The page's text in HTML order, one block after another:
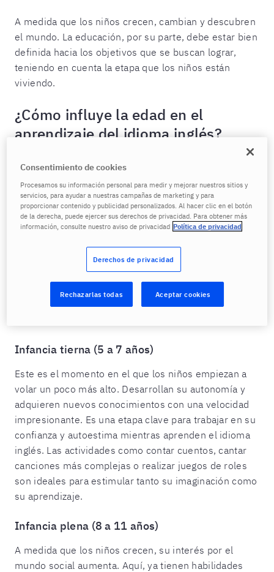
A medida que los niños crecen, cambian y descubren
el mundo. La educación, por su parte, debe estar bien
definida hacia los objetivos que se buscan lograr,
teniendo en cuenta la etapa que los niños están
viviendo.
¿Cómo influye la edad en el
aprendizaje del idioma inglés?
Los más pequeños de la casa están en una etapa
mágica. Aquí, los niños son como pequeñas esponjas,
absorbiendo todo a su alrededor a través de la
experimentación y el juego. Aún no dominan por
que no puedan comenzar con elidioma inglés
contrario! Es el momento perfecto para introducir
kinestésicas que involucren movimiento y diversión
Infancia tierna (5 a 7 años)
Este es el momento en el que los niños empiezan a
volar un poco más alto. Desarrollan su autonomía y
adquieren nuevos conocimientos con una velocidad
impresionante. Es una etapa clave para trabajar en su
confianza y autoestima mientras aprenden el idioma
inglés. Las actividades como contar cuentos, cantar
canciones más complejas o realizar juegos de roles
son ideales para estimular tanto su imaginación como
su aprendizaje.
Infancia plena (8 a 11 años)
A medida que los niños crecen, su interés por el
mundo social aumenta. Aquí, ya tienen habilidades
Consentimiento de cookies
Procesamos su información personal para medir y mejorar nuestros sitios y
servicios, para ayudar a nuestras campañas de marketing y para
proporcionar contenido y publicidad personalizados. Al hacer clic en el botón
de la derecha, puede ejercer sus derechos de privacidad. Para obtener más
información, consulte nuestro aviso de privacidad Política de privacidad
Derechos de privacidad
Rechazarlas todas Aceptar cookies